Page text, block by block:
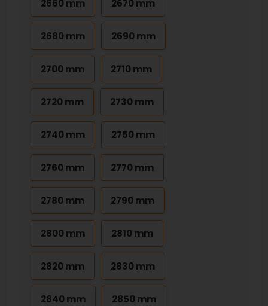
2660 mm 2670 mm
2680 mm 2690 mm
2700 mm 2710 mm
2720 mm 2730 mm
2740 mm 2750 mm
2760 mm 2770 mm
2780 mm 2790 mm
2800 mm 2810 mm
2820 mm 2830 mm
2840 mm 2850 mm